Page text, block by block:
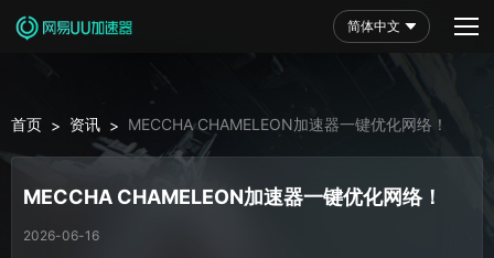
简体中文
首页 > 资讯 > MECCHA CHAMELEON加速器一键优化网络！
MECCHA CHAMELEON加速器一键优化网络！
2026-06-16